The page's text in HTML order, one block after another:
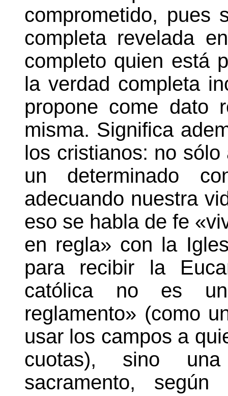
comprometido, pues
completa revelada
completo quien está
la verdad completa
propone come dato
misma. Significa
los cristianos: no
un determinado
adecuando nuestra
eso se habla de fe
en regla» con la
para recibir la
católica no es
reglamento» (como
usar los campos a
cuotas), sino
sacramento,